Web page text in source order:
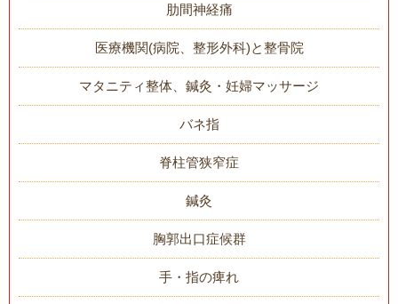
肋間神経痛
医療機関(病院、整形外科)と整骨院
マタニティ整体、鍼灸・妊婦マッサージ
バネ指
脊柱管狭窄症
鍼灸
胸郭出口症候群
手・指の痺れ